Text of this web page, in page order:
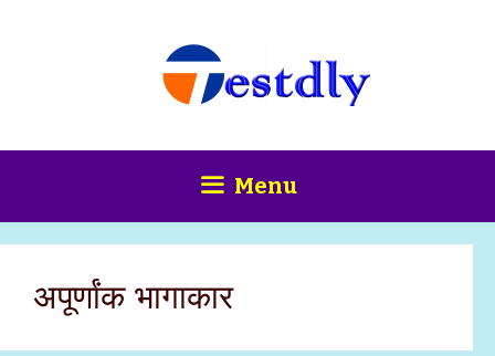
Menu
अपूर्णांक भागाकार